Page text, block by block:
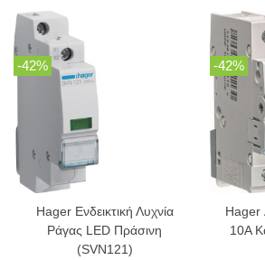
-42%
Hager Ενδεικτική Λυχνία
Ράγας LED Πράσινη
(SVN121)
-42%
Hager
10Α